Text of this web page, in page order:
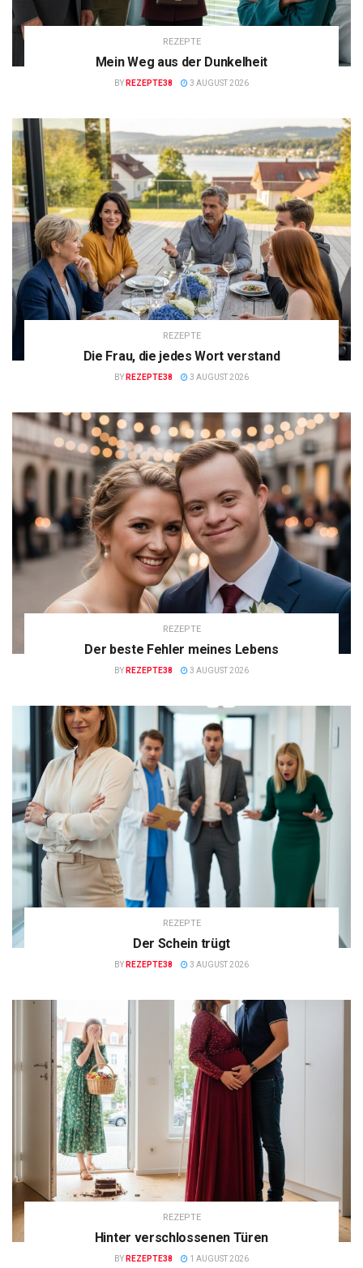
REZEPTE
Mein Weg aus der Dunkelheit
BY REZEPTE38 3 AUGUST 2026
REZEPTE
Die Frau, die jedes Wort verstand
BY REZEPTE38 3 AUGUST 2026
REZEPTE
Der beste Fehler meines Lebens
BY REZEPTE38 3 AUGUST 2026
REZEPTE
Der Schein trügt
BY REZEPTE38 3 AUGUST 2026
REZEPTE
Hinter verschlossenen Türen
BY REZEPTE38 1 AUGUST 2026